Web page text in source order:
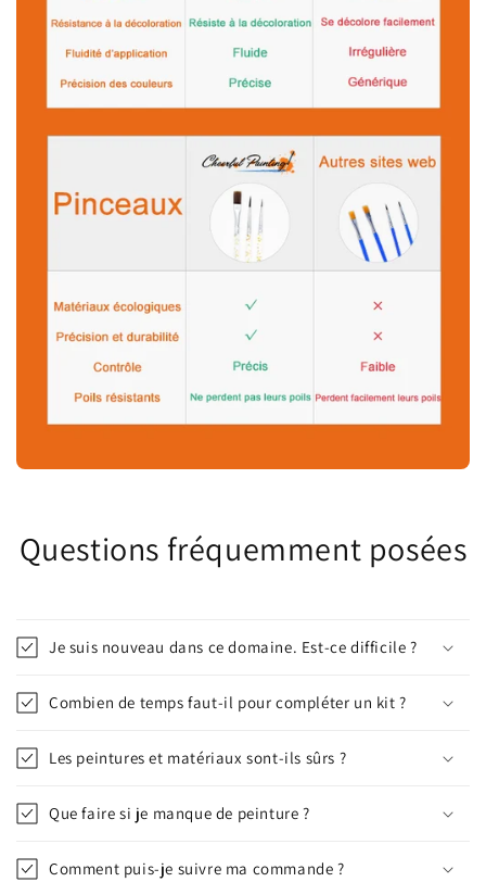
Questions fréquemment posées
Je suis nouveau dans ce domaine. Est-ce difficile ?
Combien de temps faut-il pour compléter un kit ?
Les peintures et matériaux sont-ils sûrs ?
Que faire si je manque de peinture ?
Comment puis-je suivre ma commande ?